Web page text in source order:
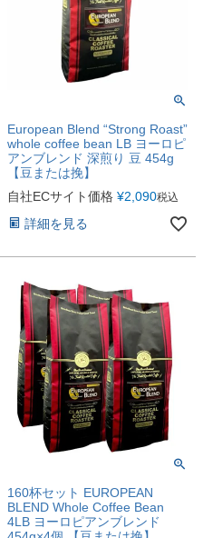
European Blend “Strong Roast”
whole coffee bean LB ヨーロピ
アンブレンド 深煎り 豆 454g
【豆または挽】
自社ECサイト価格 ¥2,090税込
詳細を見る
160杯セット EUROPEAN
BLEND Whole Coffee Bean
4LB ヨーロピアンブレンド